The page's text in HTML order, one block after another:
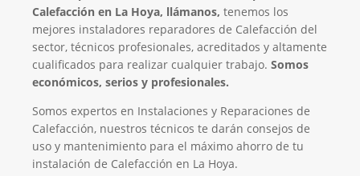
Calefacción en La Hoya, llámanos, tenemos los
mejores instaladores reparadores de Calefacción del
sector, técnicos profesionales, acreditados y altamente
cualificados para realizar cualquier trabajo. Somos
económicos, serios y profesionales.
Somos expertos en Instalaciones y Reparaciones de
Calefacción, nuestros técnicos te darán consejos de
uso y mantenimiento para el máximo ahorro de tu
instalación de Calefacción en La Hoya.